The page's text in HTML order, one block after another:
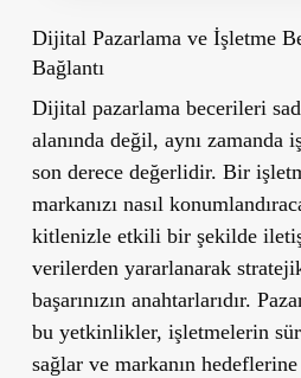
Dijital Pazarlama ve İşletme
Bağlantı
Dijital pazarlama becerileri
alanında değil, aynı
son derece değerlidir. Bir
markanızı nasıl
kitlenizle etkili bir şekilde
verilerden yararlanarak
başarınızın anahtarlarıdır.
bu yetkinlikler, işletmelerin
sağlar ve markanın hedeflerine